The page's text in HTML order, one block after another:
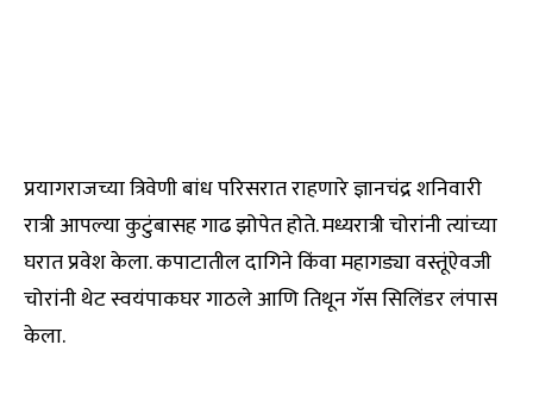
प्रयागराजच्या त्रिवेणी बांध परिसरात राहणारे ज्ञानचंद्र शनिवारी
रात्री आपल्या कुटुंबासह गाढ झोपेत होते. मध्यरात्री चोरांनी त्यांच्या
घरात प्रवेश केला. कपाटातील दागिने किंवा महागड्या वस्तूंऐवजी
चोरांनी थेट स्वयंपाकघर गाठले आणि तिथून गॅस सिलिंडर लंपास
केला.